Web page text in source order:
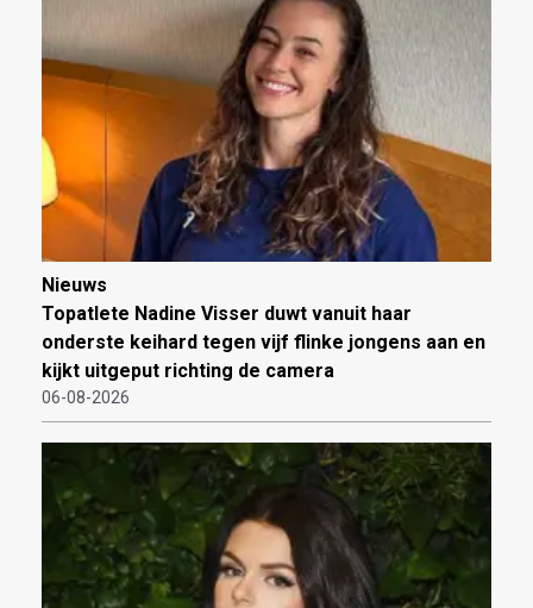
Nieuws
Topatlete Nadine Visser duwt vanuit haar
onderste keihard tegen vijf flinke jongens aan en
kijkt uitgeput richting de camera
06-08-2026